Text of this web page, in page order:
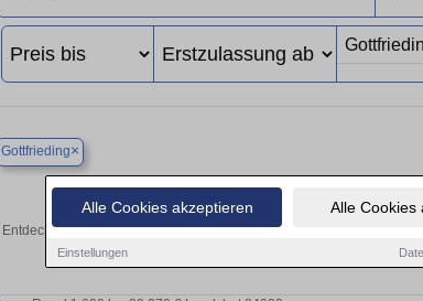
Alle Cookies akzeptieren Alle Cookies
Einstellungen
Gottfrieding×
Finden Sie in Gottfrieding Ihren
Entdecken Sie in Gottfrieding gebrauchte Cupra Fahrzeuge. Von
Gottfrieding